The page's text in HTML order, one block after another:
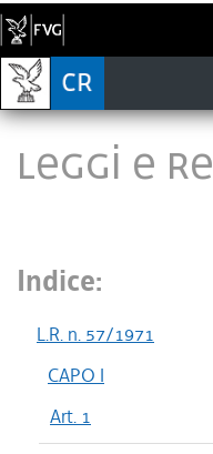
LEGGI E
Indice:
L.R. n. 57/1971
CAPO I
Art. 1